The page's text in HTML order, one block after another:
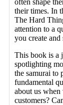
their times. In
The Hard
attention to a
you create
This book is a
spotlighting
the samurai to
fundamental
about us
customers?